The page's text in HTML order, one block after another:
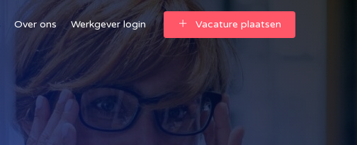
Over ons Werkgever login Vacature plaatsen